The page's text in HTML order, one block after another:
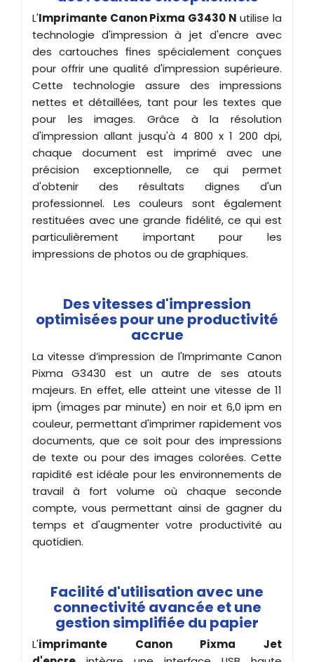
L'Imprimante Canon Pixma G3430 N utilise la
technologie d'impression à jet d'encre avec
des cartouches fines spécialement conçues
pour offrir une qualité d'impression supérieure.
Cette technologie assure des impressions
nettes et détaillées, tant pour les textes que
pour les images. Grâce à la résolution
d'impression allant jusqu'à 4 800 x 1 200 dpi,
chaque document est imprimé avec une
précision exceptionnelle, ce qui permet
d'obtenir des résultats dignes d'un
professionnel. Les couleurs sont également
restituées avec une grande fidélité, ce qui est
particulièrement important pour les
impressions de photos ou de graphiques.
Des vitesses d'impression
optimisées pour une productivité
accrue
La vitesse d’impression de l'Imprimante Canon
Pixma G3430 est un autre de ses atouts
majeurs. En effet, elle atteint une vitesse de 11
ipm (images par minute) en noir et 6,0 ipm en
couleur, permettant d'imprimer rapidement vos
documents, que ce soit pour des impressions
de texte ou pour des images colorées. Cette
rapidité est idéale pour les environnements de
travail à fort volume où chaque seconde
compte, vous permettant ainsi de gagner du
temps et d'augmenter votre productivité au
quotidien.
Facilité d'utilisation avec une
connectivité avancée et une
gestion simplifiée du papier
L'imprimante Canon Pixma Jet